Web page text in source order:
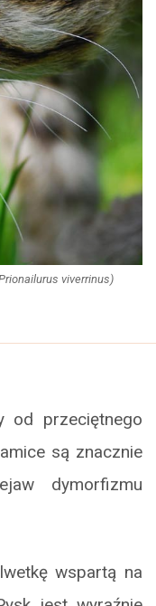
viverrinus)
od przeciętnego
są znacznie
dymorfizmu
wspartą na